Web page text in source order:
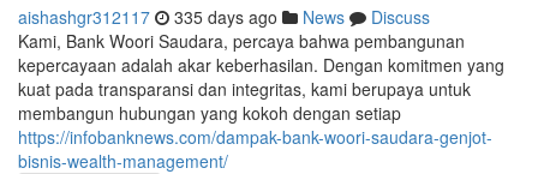
aishashgr312117 335 days ago News
Discuss
Kami, Bank Woori Saudara, percaya bahwa pembangunan
kepercayaan adalah akar keberhasilan. Dengan komitmen yang
kuat pada transparansi dan integritas, kami berupaya untuk
membangun hubungan yang kokoh dengan setiap
https://infobanknews.com/dampak-bank-woori-saudara-genjot-
bisnis-wealth-management/